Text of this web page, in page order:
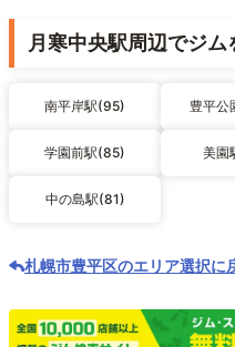
月寒中央駅周辺でジム
南平岸駅(95) 豊平公
学園前駅(85) 美園
中の島駅(81)
札幌市豊平区のエリア選択に